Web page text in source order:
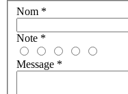
Nom *
Note *
Message *